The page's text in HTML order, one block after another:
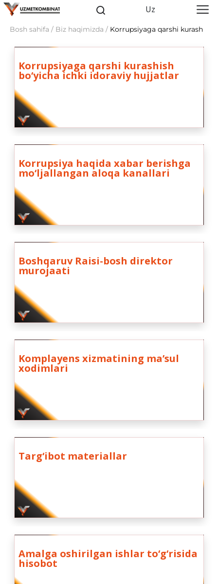
Uz
Bosh sahifa / Biz haqimizda / Korrupsiyaga qarshi kurash
Korrupsiyaga qarshi kurashish
bo‘yicha ichki idoraviy hujjatlar
Korrupsiya haqida xabar berishga
mo‘ljallangan aloqa kanallari
Boshqaruv Raisi-bosh direktor
murojaati
Komplayens xizmatining maʼsul
xodimlari
Targ‘ibot materiallar
Amalga oshirilgan ishlar to‘g‘risida
hisobot